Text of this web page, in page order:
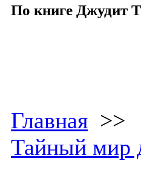
По книге Джудит
Главная >>
Тайный мир